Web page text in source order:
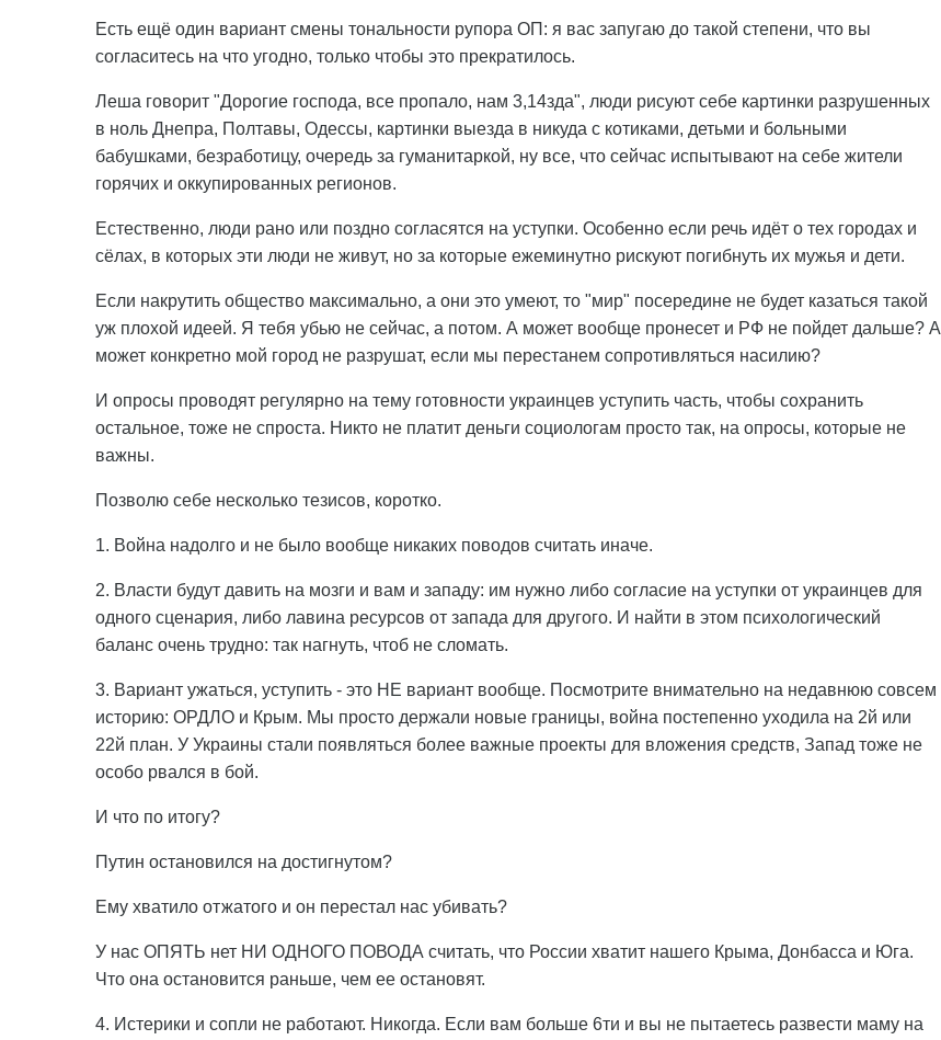
Есть ещё один вариант смены тональности рупора ОП: я вас запугаю до такой степени, что вы
согласитесь на что угодно, только чтобы это прекратилось.
Леша говорит "Дорогие господа, все пропало, нам 3,14зда", люди рисуют себе картинки разрушенных
в ноль Днепра, Полтавы, Одессы, картинки выезда в никуда с котиками, детьми и больными
бабушками, безработицу, очередь за гуманитаркой, ну все, что сейчас испытывают на себе жители
горячих и оккупированных регионов.
Естественно, люди рано или поздно согласятся на уступки. Особенно если речь идёт о тех городах и
сёлах, в которых эти люди не живут, но за которые ежеминутно рискуют погибнуть их мужья и дети.
Если накрутить общество максимально, а они это умеют, то "мир" посередине не будет казаться такой
уж плохой идеей. Я тебя убью не сейчас, а потом. А может вообще пронесет и РФ не пойдет дальше? А
может конкретно мой город не разрушат, если мы перестанем сопротивляться насилию?
И опросы проводят регулярно на тему готовности украинцев уступить часть, чтобы сохранить
остальное, тоже не спроста. Никто не платит деньги социологам просто так, на опросы, которые не
важны.
Позволю себе несколько тезисов, коротко.
1. Война надолго и не было вообще никаких поводов считать иначе.
2. Власти будут давить на мозги и вам и западу: им нужно либо согласие на уступки от украинцев для
одного сценария, либо лавина ресурсов от запада для другого. И найти в этом психологический
баланс очень трудно: так нагнуть, чтоб не сломать.
3. Вариант ужаться, уступить - это НЕ вариант вообще. Посмотрите внимательно на недавнюю совсем
историю: ОРДЛО и Крым. Мы просто держали новые границы, война постепенно уходила на 2й или
22й план. У Украины стали появляться более важные проекты для вложения средств, Запад тоже не
особо рвался в бой.
И что по итогу?
Путин остановился на достигнутом?
Ему хватило отжатого и он перестал нас убивать?
У нас ОПЯТЬ нет НИ ОДНОГО ПОВОДА считать, что России хватит нашего Крыма, Донбасса и Юга.
Что она остановится раньше, чем ее остановят.
4. Истерики и сопли не работают. Никогда. Если вам больше 6ти и вы не пытаетесь развести маму на